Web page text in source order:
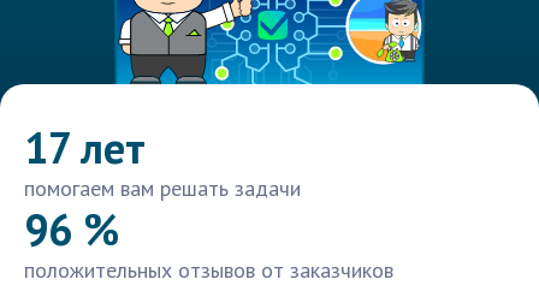
17 лет
помогаем вам решать задачи
96 %
положительных отзывов от заказчиков